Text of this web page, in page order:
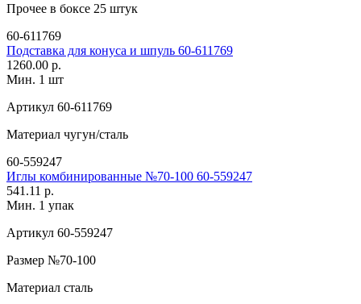
Прочее в боксе 25 штук
60-611769
Подставка для конуса и шпуль 60-611769
1260.00 р.
Мин. 1 шт
Артикул 60-611769
Материал чугун/сталь
60-559247
Иглы комбинированные №70-100 60-559247
541.11 р.
Мин. 1 упак
Артикул 60-559247
Размер №70-100
Материал сталь